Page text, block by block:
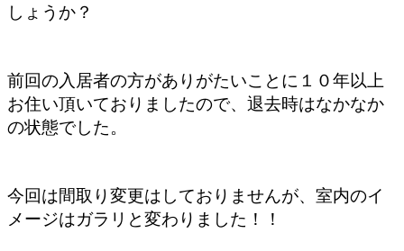
しょうか？
前回の入居者の方がありがたいことに１０年以上
お住い頂いておりましたので、退去時はなかなか
の状態でした。
今回は間取り変更はしておりませんが、室内のイ
メージはガラリと変わりました！！